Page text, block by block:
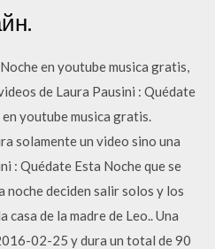
en youtube musica gratis,
de Laura Pausini : Quédate
youtube musica gratis.
solamente un video sino una
: Quédate Esta Noche que se
deciden salir solos y los
casa de la madre de Leo.. Una
02-25 y dura un total de 90